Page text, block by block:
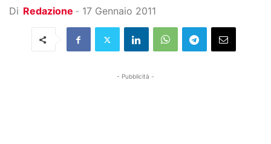
Di Redazione - 17 Gennaio 2011
- Pubblicità -